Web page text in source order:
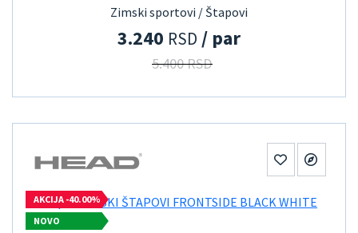
Zimski sportovi / Štapovi
3.240 RSD / par
5.400 RSD
AKCIJA -40.00%
NOVO